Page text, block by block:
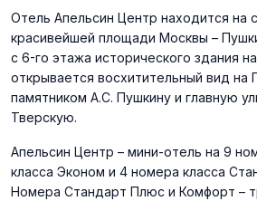
Отель Апельсин Центр находится на
красивейшей площади Москвы –
с 6-го этажа исторического здания
открывается восхитительный вид на
памятником А.С. Пушкину и главную
Тверскую.
Апельсин Центр – мини-отель на 9
класса Эконом и 4 номера класса
Номера Стандарт Плюс и Комфорт –